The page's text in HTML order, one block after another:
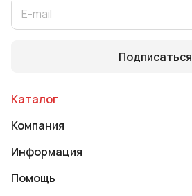
Подписаться
Каталог
Компания
Информация
Помощь